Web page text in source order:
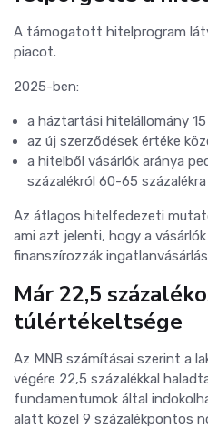
A támogatott hitelprogram
piacot.
2025-ben:
a háztartási hitelállomány
az új szerződések értéke
a hitelből vásárlók aránya
százalékról 60-65
Az átlagos hitelfedezeti
ami azt jelenti, hogy a
finanszírozzák
Már 22,5
túlértékeltsége
Az MNB számításai szerint a
végére 22,5 százalékkal
fundamentumok által
alatt közel 9 százalékpontos